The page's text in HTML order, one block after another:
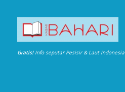
Gratis! Info seputar Pesisir & Laut Indonesia